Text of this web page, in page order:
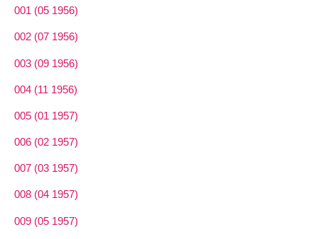
001 (05 1956)
002 (07 1956)
003 (09 1956)
004 (11 1956)
005 (01 1957)
006 (02 1957)
007 (03 1957)
008 (04 1957)
009 (05 1957)